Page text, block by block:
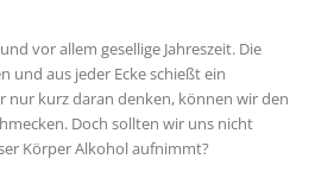
vor allem gesellige Jahreszeit. Die
und aus jeder Ecke schießt ein
nur kurz daran denken, können wir den
Doch sollten wir uns nicht
Körper Alkohol aufnimmt?